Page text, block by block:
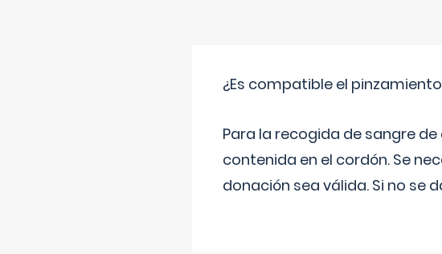
¿Es compatible el
Para la recogida de sangre
contenida en el cordón. Se
donación sea válida. Si no se